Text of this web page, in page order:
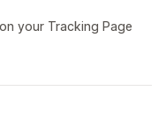
your Tracking Page